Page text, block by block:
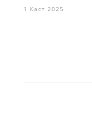
1 Каст 2025